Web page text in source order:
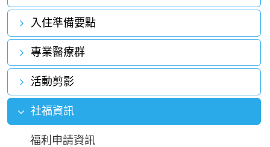
入住準備要點
專業醫療群
活動剪影
社福資訊
福利申請資訊